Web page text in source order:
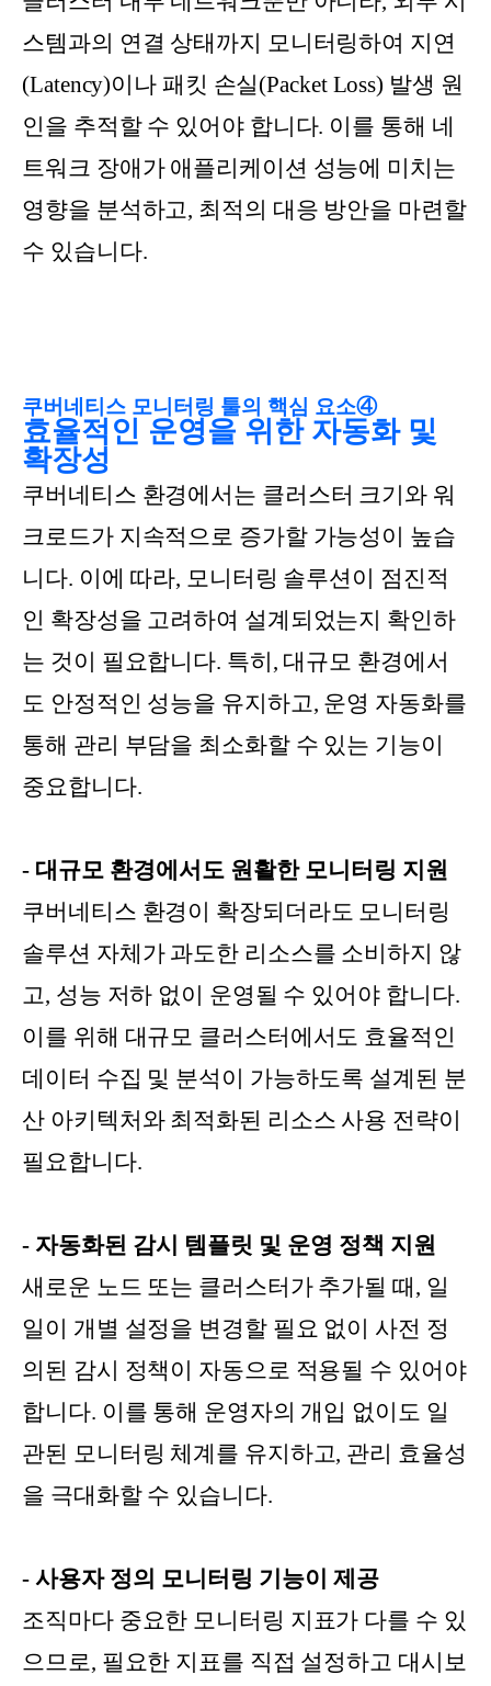
스템과의 연결 상태까지 모니터링하여 지연
(Latency)이나 패킷 손실(Packet Loss) 발생 원
인을 추적할 수 있어야 합니다. 이를 통해 네
트워크 장애가 애플리케이션 성능에 미치는
영향을 분석하고, 최적의 대응 방안을 마련할
수 있습니다.
쿠버네티스 모니터링 툴의 핵심 요소④
효율적인 운영을 위한 자동화 및
확장성
쿠버네티스 환경에서는 클러스터 크기와 워
크로드가 지속적으로 증가할 가능성이 높습
니다. 이에 따라, 모니터링 솔루션이 점진적
인 확장성을 고려하여 설계되었는지 확인하
는 것이 필요합니다. 특히, 대규모 환경에서
도 안정적인 성능을 유지하고, 운영 자동화를
통해 관리 부담을 최소화할 수 있는 기능이
중요합니다.
- 대규모 환경에서도 원활한 모니터링 지원
쿠버네티스 환경이 확장되더라도 모니터링
솔루션 자체가 과도한 리소스를 소비하지 않
고, 성능 저하 없이 운영될 수 있어야 합니다.
이를 위해 대규모 클러스터에서도 효율적인
데이터 수집 및 분석이 가능하도록 설계된 분
산 아키텍처와 최적화된 리소스 사용 전략이
필요합니다.
- 자동화된 감시 템플릿 및 운영 정책 지원
새로운 노드 또는 클러스터가 추가될 때, 일
일이 개별 설정을 변경할 필요 없이 사전 정
의된 감시 정책이 자동으로 적용될 수 있어야
합니다. 이를 통해 운영자의 개입 없이도 일
관된 모니터링 체계를 유지하고, 관리 효율성
을 극대화할 수 있습니다.
- 사용자 정의 모니터링 기능이 제공
조직마다 중요한 모니터링 지표가 다를 수 있
으므로, 필요한 지표를 직접 설정하고 대시보